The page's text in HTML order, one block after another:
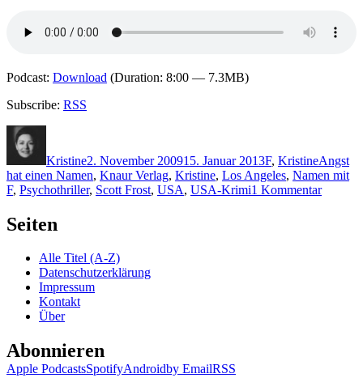
Podcast: Download (Duration: 8:00 — 7.3MB)
Subscribe: RSS
Kristine2. November 200915. Januar 2013F, KristineAngst
hat einen Namen, Knaur Verlag, Kristine, Los Angeles, Namen mit
F, Psychothriller, Scott Frost, USA, USA-Krimi1 Kommentarzu
Seiten
Alle Titel (A-Z)
Datenschutzerklärung
Impressum
Kontakt
Über
Abonnieren
Apple PodcastsSpotifyAndroidby EmailRSS